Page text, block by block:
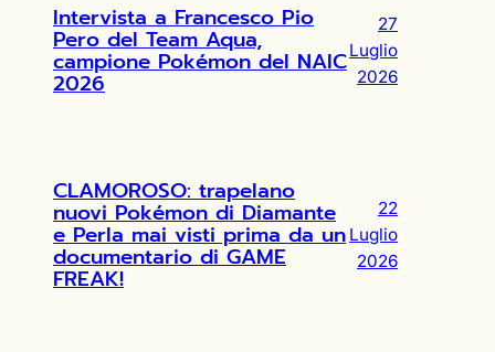
Intervista a Francesco Pio
Pero del Team Aqua,
campione Pokémon del NAIC
2026
27
Luglio
2026
CLAMOROSO: trapelano
nuovi Pokémon di Diamante
e Perla mai visti prima da un
documentario di GAME
FREAK!
22
Luglio
2026